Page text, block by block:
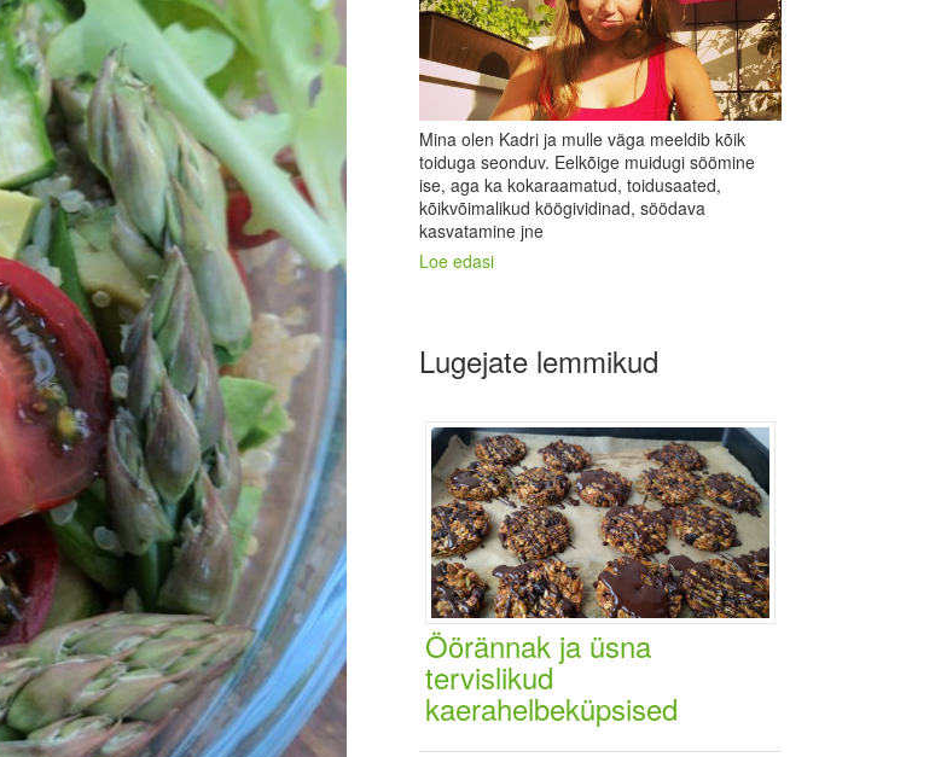
Mina olen Kadri ja mulle väga meeldib kõik
toiduga seonduv. Eelkõige muidugi söömine
ise, aga ka kokaraamatud, toidusaated,
kõikvõimalikud köögividinad, söödava
kasvatamine jne
Loe edasi
Lugejate lemmikud
Öörännak ja üsna
tervislikud
kaerahelbeküpsised